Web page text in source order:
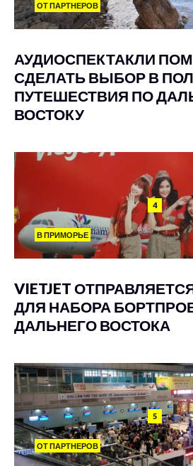
ОТ ПАРТНЕРОВ
АУДИОСПЕКТАКЛИ
СДЕЛАТЬ ВЫБОР В
ПУТЕШЕСТВИЯ ПО
ВОСТОКУ
4
В ПРИМОРЬЕ
VIETJET
ДЛЯ НАБОРА
ДАЛЬНЕГО ВОСТОКА
5
ОТ ПАРТНЕРОВ